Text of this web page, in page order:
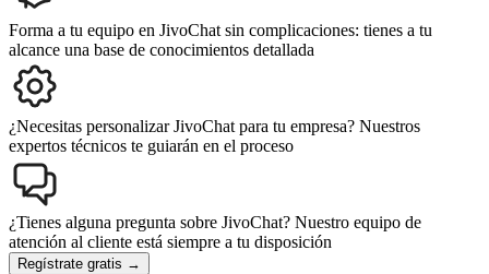
Forma a tu equipo en JivoChat sin complicaciones: tienes a tu
alcance una base de conocimientos detallada
¿Necesitas personalizar JivoChat para tu empresa? Nuestros
expertos técnicos te guiarán en el proceso
¿Tienes alguna pregunta sobre JivoChat? Nuestro equipo de
atención al cliente está siempre a tu disposición
Regístrate gratis →